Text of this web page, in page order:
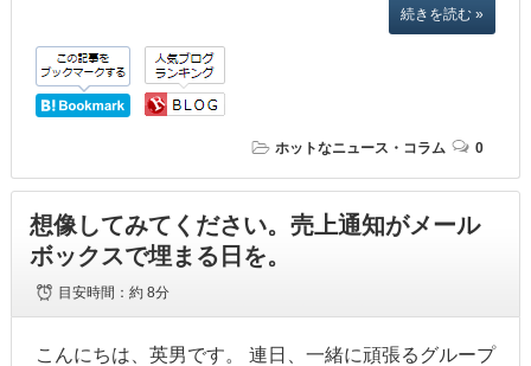
続きを読む »
ホットなニュース・コラム 0
想像してみてください。売上通知がメール
ボックスで埋まる日を。
目安時間：約 8分
こんにちは、英男です。 連日、一緒に頑張るグループ